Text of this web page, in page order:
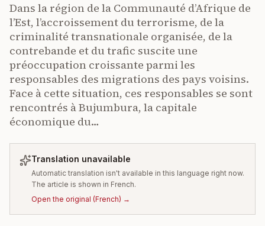
Dans la région de la Communauté d’Afrique de
l’Est, l’accroissement du terrorisme, de la
criminalité transnationale organisée, de la
contrebande et du trafic suscite une
préoccupation croissante parmi les
responsables des migrations des pays voisins.
Face à cette situation, ces responsables se sont
rencontrés à Bujumbura, la capitale
économique du…
Translation unavailable
Automatic translation isn't available in this language right now.
The article is shown in French.
Open the original (French) →